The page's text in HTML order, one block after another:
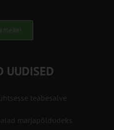
meile!
UUDISED
teabesalve
marjapõldudeks